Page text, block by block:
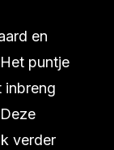
en
puntje
inbreng
verder